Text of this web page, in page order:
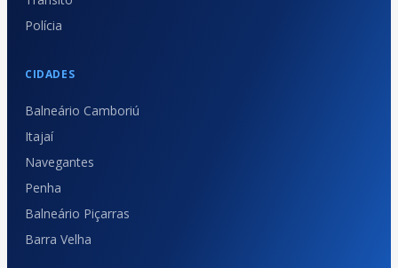
Polícia
CIDADES
Balneário Camboriú
Itajaí
Navegantes
Penha
Balneário Piçarras
Barra Velha